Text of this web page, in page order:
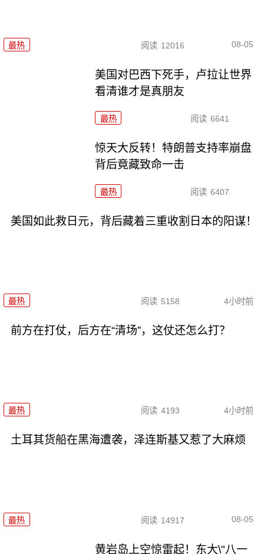
最热 阅读 12016 08-05
美国对巴西下死手，卢拉让世界
看清谁才是真朋友
最热 阅读 6641
惊天大反转！特朗普支持率崩盘
背后竟藏致命一击
最热 阅读 6407
美国如此救日元，背后藏着三重收割日本的阳谋！
最热 阅读 5158 4小时前
前方在打仗，后方在“清场”，这仗还怎么打？
最热 阅读 4193 4小时前
土耳其货船在黑海遭袭，泽连斯基又惹了大麻烦
最热 阅读 14917 08-05
黄岩岛上空惊雷起！东大\"八一